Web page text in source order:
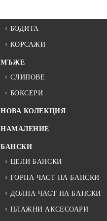
БОДИТА
КОРСАЖИ
МЪЖЕ
СЛИПОВЕ
БОКСЕРИ
НОВА КОЛЕКЦИЯ
НАМАЛЕНИЕ
БАНСКИ
ЦЕЛИ БАНСКИ
ГОРНА ЧАСТ НА БАНСКИ
ДОЛНА ЧАСТ НА БАНСКИ
ПЛАЖНИ АКСЕСОАРИ